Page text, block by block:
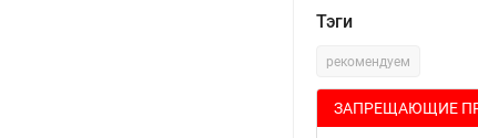
Тэги
рекомендуем
ЗАПРЕЩАЮЩИЕ